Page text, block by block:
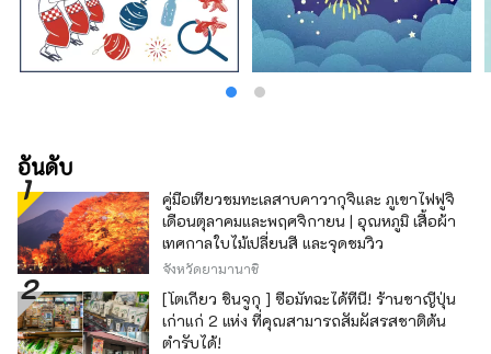
อันดับ
คู่มือเที่ยวชมทะเลสาบคาวากุจิและ ภูเขาไฟฟูจิ
เดือนตุลาคมและพฤศจิกายน | อุณหภูมิ เสื้อผ้า
เทศกาลใบไม้เปลี่ยนสี และจุดชมวิว
จังหวัดยามานาชิ
[โตเกียว ชินจูกุ ] ซื้อมัทฉะได้ที่นี่! ร้านชาญี่ปุ่น
เก่าแก่ 2 แห่ง ที่คุณสามารถสัมผัสรสชาติต้น
ตำรับได้!